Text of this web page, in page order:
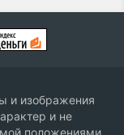
и изображения
и не
положениями